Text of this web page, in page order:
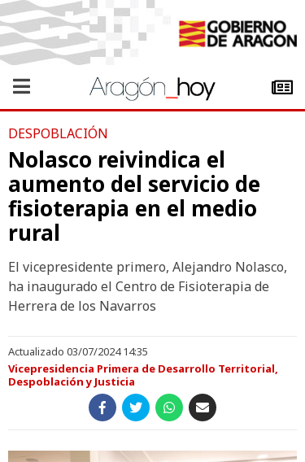
DESPOBLACIÓN
Nolasco reivindica el
aumento del servicio de
fisioterapia en el medio
rural
El vicepresidente primero, Alejandro Nolasco,
ha inaugurado el Centro de Fisioterapia de
Herrera de los Navarros
Actualizado 03/07/2024 14:35
Vicepresidencia Primera de Desarrollo Territorial,
Despoblación y Justicia